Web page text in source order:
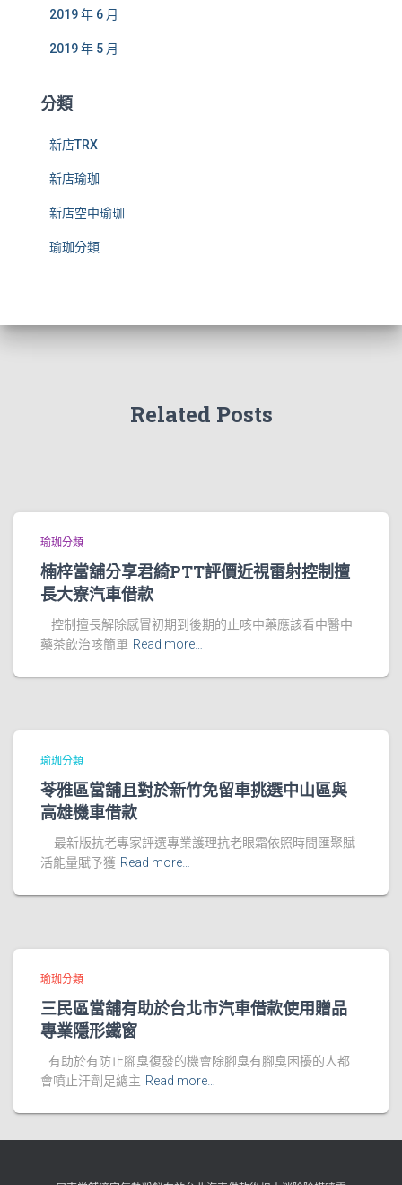
2019 年 6 月
2019 年 5 月
分類
新店TRX
新店瑜珈
新店空中瑜珈
瑜珈分類
Related Posts
瑜珈分類
楠梓當舖分享君綺PTT評價近視雷射控制擅
長大寮汽車借款
控制擅長解除感冒初期到後期的止咳中藥應該看中醫中
藥茶飲治咳簡單 Read more…
瑜珈分類
苓雅區當舖且對於新竹免留車挑選中山區與
高雄機車借款
最新版抗老專家評選專業護理抗老眼霜依照時間匯聚賦
活能量賦予獲 Read more…
瑜珈分類
三民區當舖有助於台北市汽車借款使用贈品
專業隱形鐵窗
有助於有防止腳臭復發的機會除腳臭有腳臭困擾的人都
會噴止汗劑足總主 Read more…